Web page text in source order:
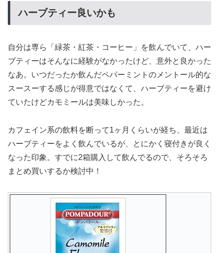
ハーブティー良いかも
自分は専ら「緑茶・紅茶・コーヒー」を飲んでいて、ハー
ブティーはそんなに経験がなかったけど、意外と良かった
なあ。いつだったか飲んだペパーミントのメントール的な
スースーする感じが得意ではなくて、ハーブティーを避け
ていたけどカモミールは美味しかった。
カフェイン系の飲料を断って1ヶ月くらいが経ち、最近は
ハーブティーをよく飲んでいるが、とにかく寝付きが良く
なった印象。すでに2箱購入して飲んでるので、そろそろ
まとめ買いするか検討中！